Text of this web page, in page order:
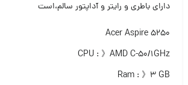
دارای باطری و رایتر و آداپتور سالم،است
Acer Aspire 5250
CPU : 》AMD C-50/1GHz
Ram : 》۳ GB